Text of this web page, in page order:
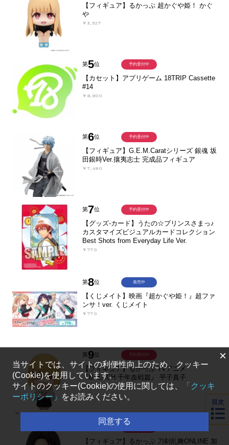
【フィギュア】るかっぷ 超かぐや姫！ かぐ
や
￥3,927
第5位
【カセット】アプリゲーム 18TRIP Cassette
#14
￥8,800
予約受付中
第6位
【フィギュア】G.E.M.Caratシリーズ 銀魂 坂
田銀時Ver.攘夷志士 完成品フィギュア
￥7,480
予約受付中
第7位
【グッズ-カード】うたの☆プリンスさまっ♪
カスタマイズビジュアルカードコレクション
Best Shots from Everyday Life Ver.
￥770
予約受付中
第8位
【くじメイト】映画『超かぐや姫！』超ファ
ンサ！ver. くじメイト
￥770
発売中
第9位
【フィギュア】るかっぷ TVアニメ
『BLEACH 千年血戦篇』 平子真子
￥4,020
予約受付中
10
【フィギュア】るかっぷ 刀剣乱舞ONLINE 加
目次
×
当サイトでは、サイトの利便性向上のため、クッキー
(Cookie)を使用しています。
サイトのクッキー(Cookie)の使用に関しては、
「クッキ
ーポリシー」
をお読みください。
同意する